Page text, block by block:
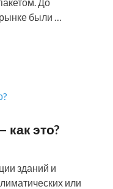
были …
это?
зданий и
или